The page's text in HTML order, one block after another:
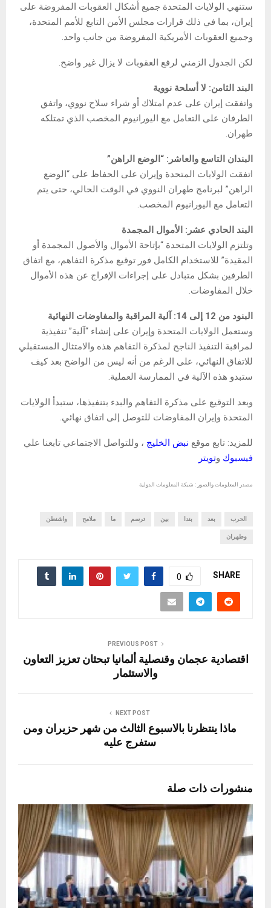
ستنهي الولايات المتحدة جميع أشكال العقوبات المفروضة على
إيران، بما في ذلك قرارات مجلس الأمن التابع للأمم المتحدة،
وجميع العقوبات الأمريكية المفروضة من جانب واحد.
لكن الجدول الزمني لرفع العقوبات لا يزال غير واضح.
البند الثامن: لا أسلحة نووية
واتفقت إيران على عدم امتلاك أو شراء سلاح نووي، واتفق
الطرفان على التعامل مع اليورانيوم المخصب الذي تمتلكه
طهران.
البندان التاسع والعاشر: “الوضع الراهن”
اتفقت الولايات المتحدة وإيران على الحفاظ على “الوضع
الراهن” لبرنامج طهران النووي في الوقت الحالي، حتى يتم
التعامل مع اليورانيوم المخصب.
البند الحادي عشر: الأموال المجمدة
وتلتزم الولايات المتحدة “بإتاحة الأموال والأصول المجمدة أو
المقيدة” للاستخدام الكامل فور توقيع مذكرة التفاهم، مع اتفاق
الطرفين بشكل متبادل على إجراءات الإفراج عن هذه الأموال
خلال المفاوضات.
البنود من 12 إلى 14: آلية المراقبة والمفاوضات النهائية
وستعمل الولايات المتحدة وإيران على إنشاء “آلية” تنفيذية
لمراقبة التنفيذ الناجح لمذكرة التفاهم هذه والامتثال المستقبلي
للاتفاق النهائي، على الرغم من أنه ليس من الواضح بعد كيف
ستبدو هذه الآلية في الممارسة العملية.
وبعد التوقيع على مذكرة التفاهم والبدء بتنفيذها، ستبدأ الولايات
المتحدة وإيران المفاوضات للتوصل إلى اتفاق نهائي.
للمزيد: تابع موقع نبض الخليج ، وللتواصل الاجتماعي تابعنا علي
فيسبوك وتويتر
مصدر المعلومات والصور : شبكة المعلومات الدولية
الحرب بعد بندا بين ترسم ما ملامح واشنطن
وطهران
SHARE
0
PREVIOUS POST
اقتصادية عجمان وقنصلية ألمانيا تبحثان تعزيز التعاون
والاستثمار
NEXT POST
ماذا ينتظرنا بالاسبوع الثالث من شهر حزيران ومن
ستفرج عليه
منشورات ذات صلة